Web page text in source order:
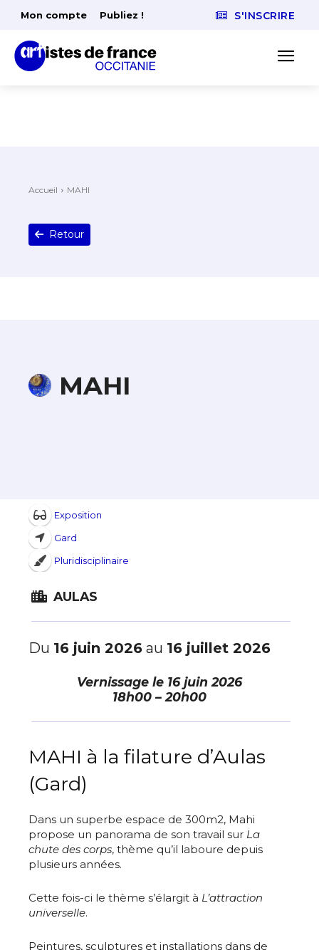
Mon compte Publiez ! S'INSCRIRE
Accueil MAHI
Retour
MAHI
Exposition
Gard
Pluridisciplinaire
AULAS
Du 16 juin 2026 au 16 juillet 2026
Vernissage le 16 juin 2026
18h00 – 20h00
MAHI à la filature d’Aulas
(Gard)
Dans un superbe espace de 300m2, Mahi
propose un panorama de son travail sur La
chute des corps, thème qu’il laboure depuis
plusieurs années.
Cette fois-ci le thème s’élargit à L’attraction
universelle.
Peintures, sculptures et installations dans de